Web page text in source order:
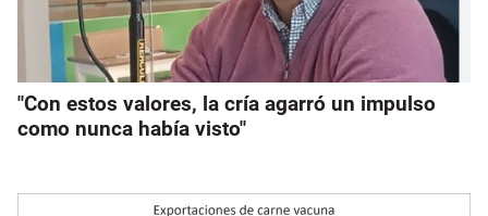
"Con estos valores, la cría agarró un impulso
como nunca había visto"